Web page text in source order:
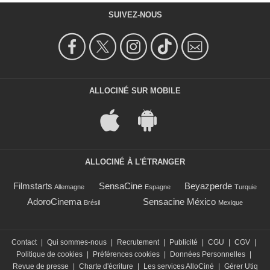
SUIVEZ-NOUS
ALLOCINÉ SUR MOBILE
ALLOCINÉ À L'ÉTRANGER
Filmstarts Allemagne SensaCine Espagne Beyazperde Turquie
AdoroCinema Brésil Sensacine México Mexique
Contact Qui sommes-nous Recrutement Publicité CGU CGV
Politique de cookies
Préférences cookies Données Personnelles
Revue de presse
Charte d'écriture Les services AlloCiné Gérer Utiq